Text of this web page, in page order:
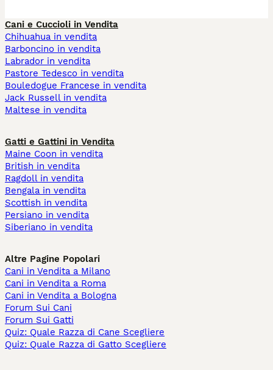
Cani e Cuccioli in Vendita
Chihuahua in vendita
Barboncino in vendita
Labrador in vendita
Pastore Tedesco in vendita
Bouledogue Francese in vendita
Jack Russell in vendita
Maltese in vendita
Gatti e Gattini in Vendita
Maine Coon in vendita
British in vendita
Ragdoll in vendita
Bengala in vendita
Scottish in vendita
Persiano in vendita
Siberiano in vendita
Altre Pagine Popolari
Cani in Vendita a Milano
Cani in Vendita a Roma
Cani in Vendita a Bologna
Forum Sui Cani
Forum Sui Gatti
Quiz: Quale Razza di Cane Scegliere
Quiz: Quale Razza di Gatto Scegliere